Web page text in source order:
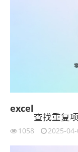
excel
查找重复
1058 2025-